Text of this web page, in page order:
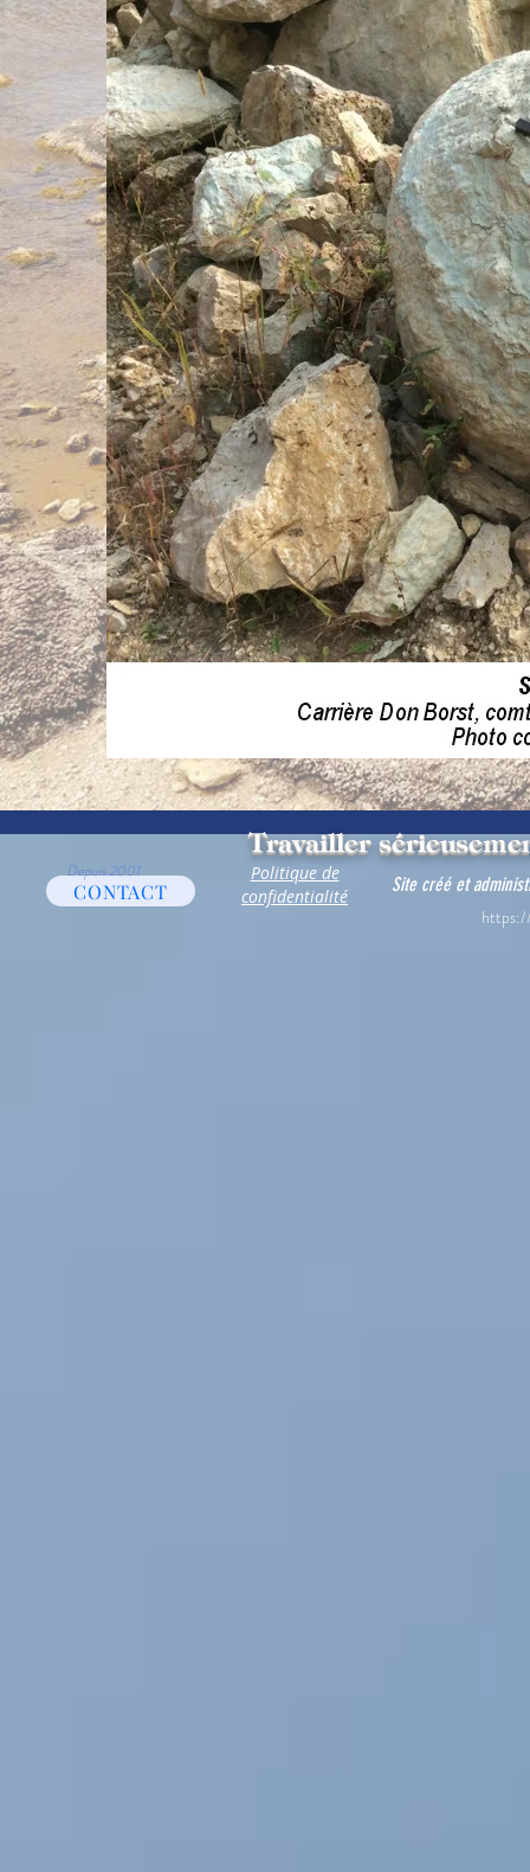
CONTACT
Travailler
Politique de
confidentialité
Site créé et
Depuis 2001